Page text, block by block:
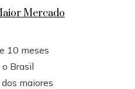
Mercado
10 meses
Brasil
maiores